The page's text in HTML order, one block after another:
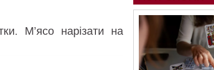
М’ясо нарізати на